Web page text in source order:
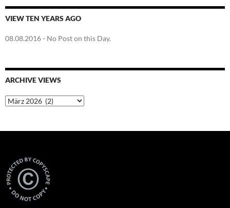
VIEW TEN YEARS AGO
08.08.2016- No Post on this Day.
ARCHIVE VIEWS
Archive
Views